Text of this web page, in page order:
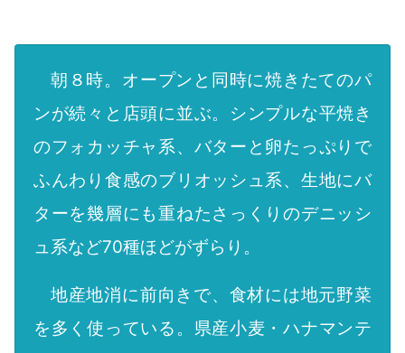
朝８時。オープンと同時に焼きたてのパ
ンが続々と店頭に並ぶ。シンプルな平焼き
のフォカッチャ系、バターと卵たっぷりで
ふんわり食感のブリオッシュ系、生地にバ
ターを幾層にも重ねたさっくりのデニッシ
ュ系など70種ほどがずらり。
地産地消に前向きで、食材には地元野菜
を多く使っている。県産小麦・ハナマンテ